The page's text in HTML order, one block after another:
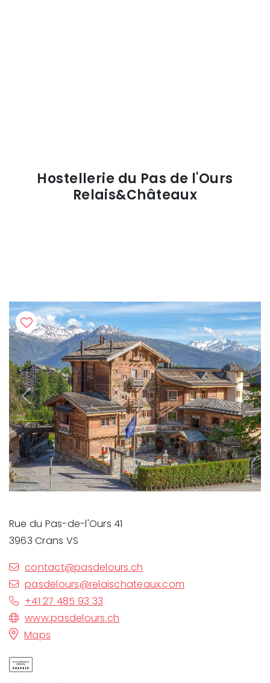
Hostellerie du Pas de l'Ours
Relais&Châteaux
Previous Next
Rue du Pas-de-l'Ours 41
3963 Crans VS
contact@pasdelours.ch
pasdelours@relaischateaux.com
+41 27 485 93 33
www.pasdelours.ch
Maps